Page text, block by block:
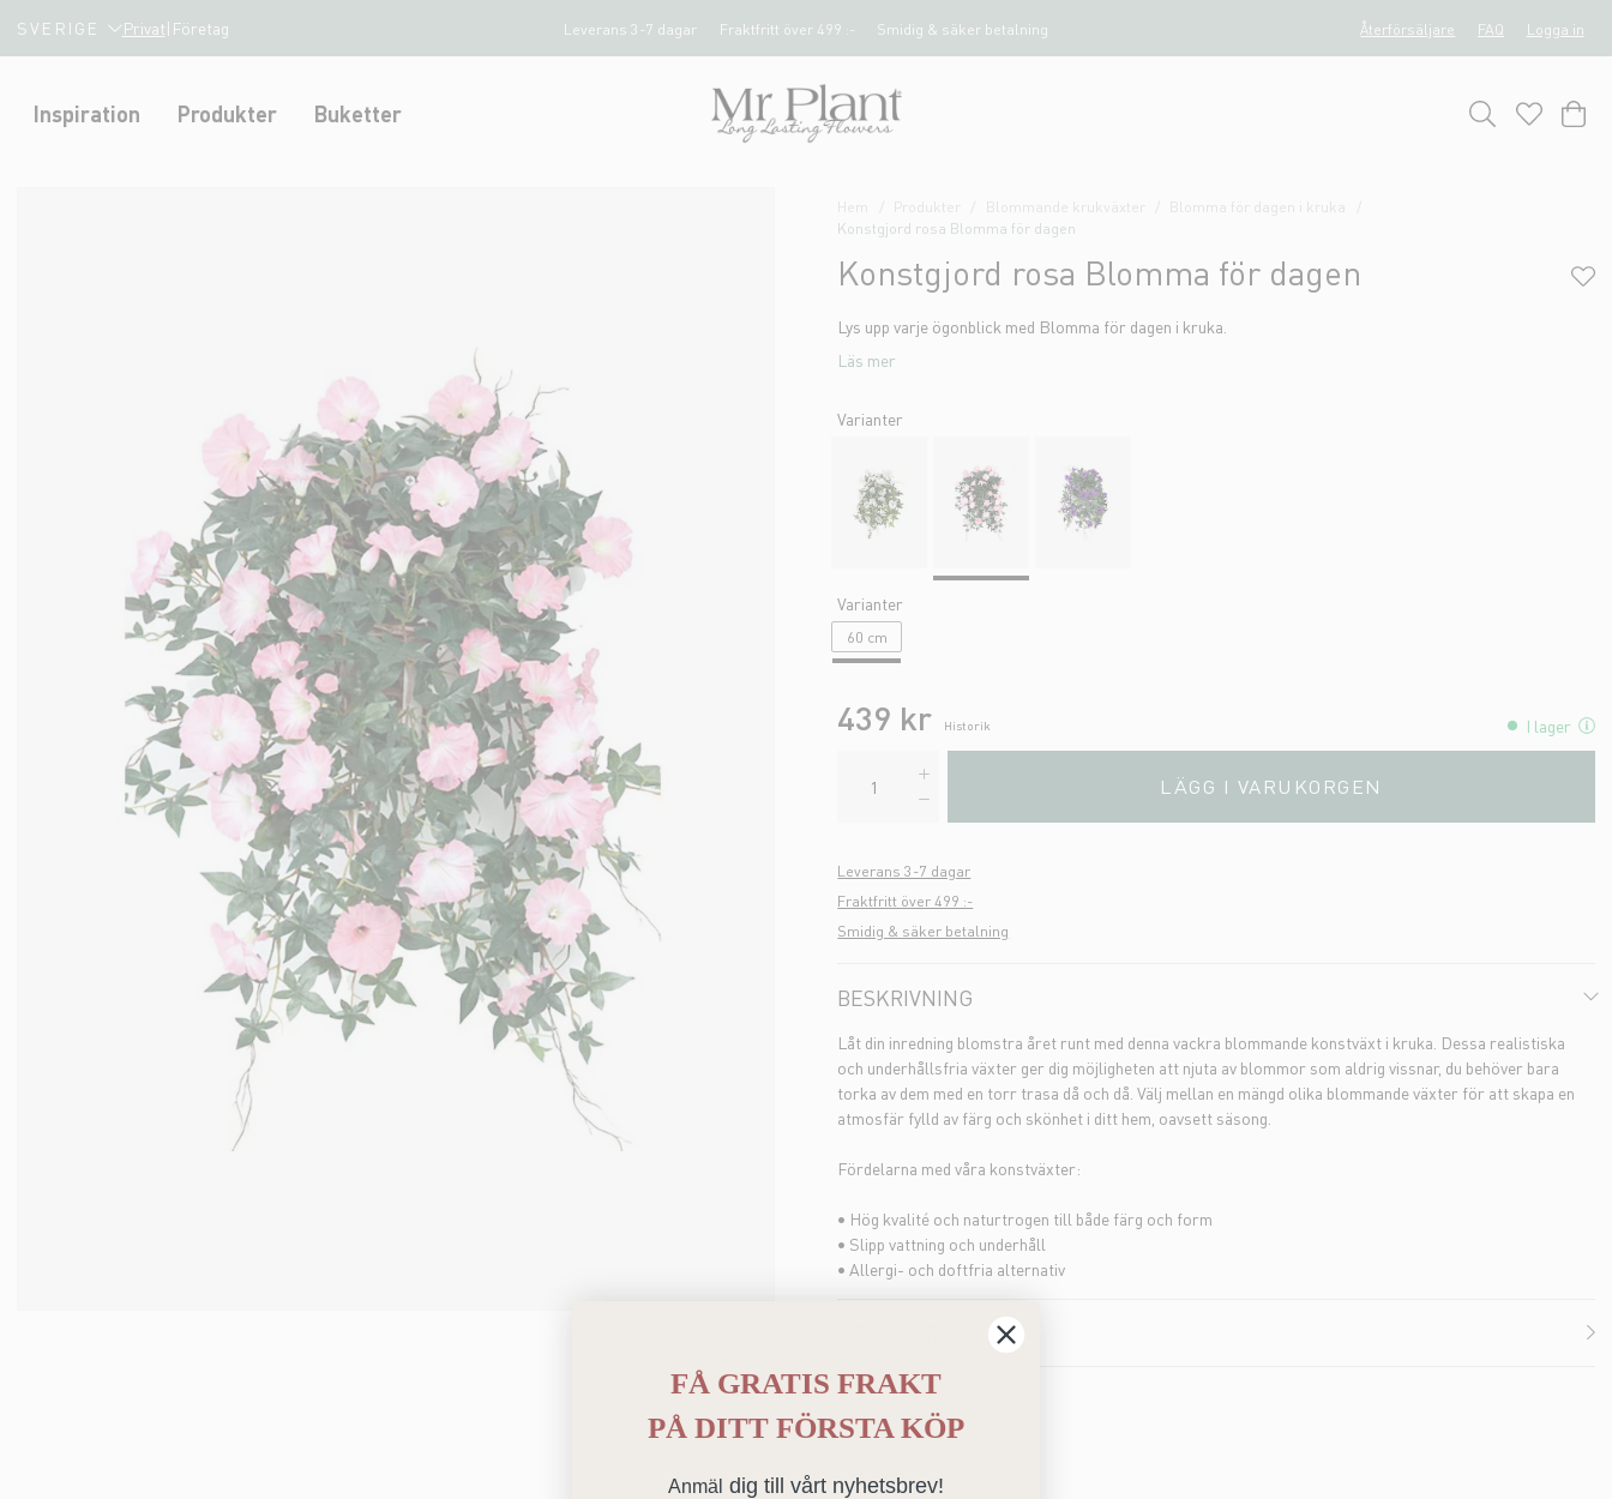
SVERIGE Privat| Företag Leverans 3-7 dagar Fraktfritt över 499 :- Smidig & säker betalning Återförsäljare FAQ Logga in
Inspiration Produkter Buketter
Hem Produkter Blommande krukväxter
Blomma för dagen i kruka
Konstgjord rosa Blomma för dagen
Konstgjord rosa Blomma för dagen
Lys upp varje ögonblick med Blomma för dagen i kruka.
Läs mer
Varianter
Varianter
60 cm
439 kr Historik I lager
LÄGG I VARUKORGEN
Leverans 3-7 dagar
Fraktfritt över 499 :-
Smidig & säker betalning
BESKRIVNING
Låt din inredning blomstra året runt med denna vackra blommande konstväxt i kruka. Dessa realistiska
och underhållsfria växter ger dig möjligheten att njuta av blommor som aldrig vissnar, du behöver bara
torka av dem med en torr trasa då och då. Välj mellan en mängd olika blommande växter för att skapa en
atmosfär fylld av färg och skönhet i ditt hem, oavsett säsong.
Fördelarna med våra konstväxter:
• Hög kvalité och naturtrogen till både färg och form
• Slipp vattning och underhåll
• Allergi- och doftfria alternativ
FÅ GRATIS FRAKT
PÅ DITT FÖRSTA KÖP
Anmäl dig till vårt nyhetsbrev!